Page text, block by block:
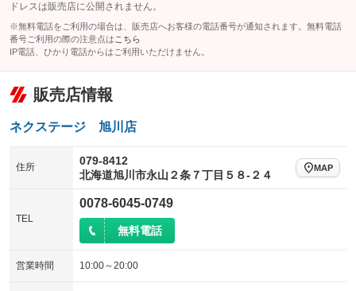
ドレスは販売店に公開されません。
※無料電話をご利用の場合は、販売店へお客様の電話番号が通知されます。無料電話
番号ご利用の際の注意点は こちら
IP電話、ひかり電話からはご利用いただけません。
販売店情報
ネクステージ 旭川店
住所
079-8412
北海道旭川市永山２条７丁目５８‐２４
MAP
TEL
0078-6045-0749
無料電話
営業時間 10:00～20:00